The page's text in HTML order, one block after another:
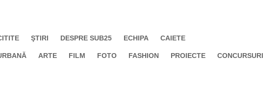
ŞTIRI DESPRE SUB25 ECHIPA CAIETE
ARTE FILM FOTO FASHION PROIECTE CONCURSURI